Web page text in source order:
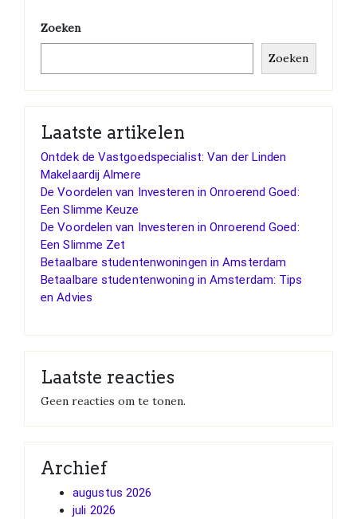
Zoeken
Zoeken
Laatste artikelen
Ontdek de Vastgoedspecialist: Van der Linden
Makelaardij Almere
De Voordelen van Investeren in Onroerend Goed:
Een Slimme Keuze
De Voordelen van Investeren in Onroerend Goed:
Een Slimme Zet
Betaalbare studentenwoningen in Amsterdam
Betaalbare studentenwoning in Amsterdam: Tips
en Advies
Laatste reacties
Geen reacties om te tonen.
Archief
augustus 2026
juli 2026